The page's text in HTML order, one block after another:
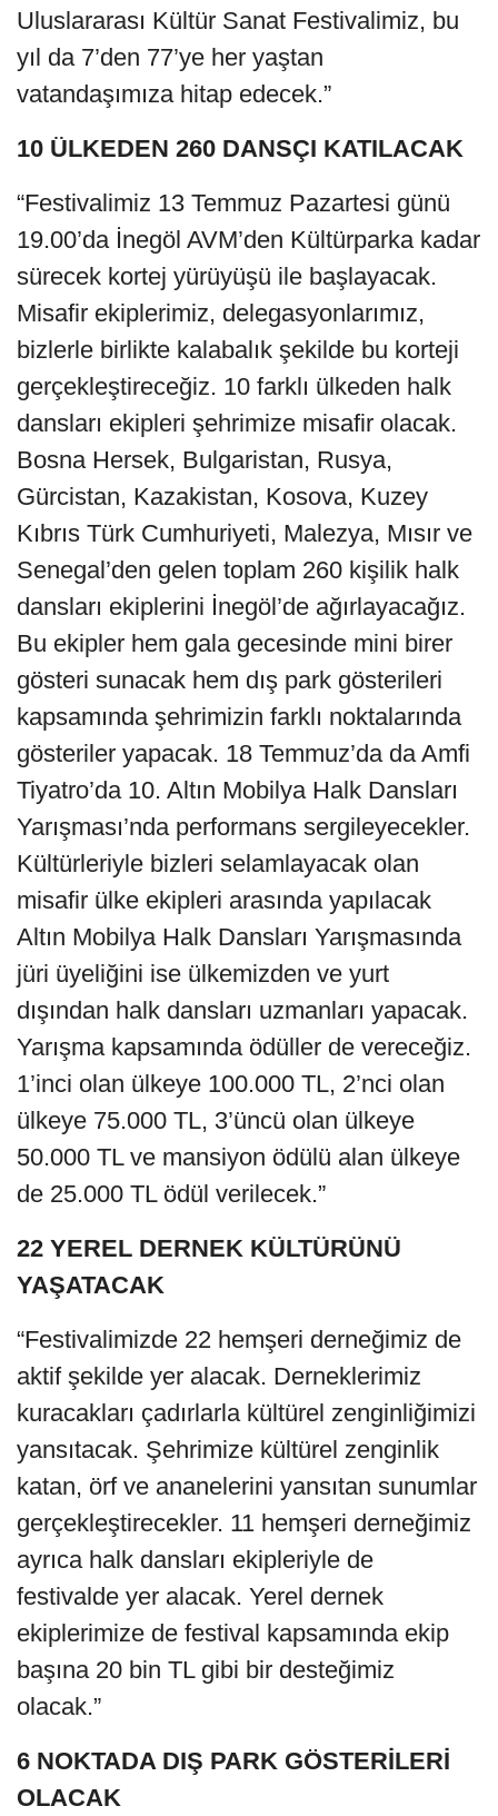
Uluslararası Kültür Sanat Festivalimiz, bu
yıl da 7’den 77’ye her yaştan
vatandaşımıza hitap edecek.”
10 ÜLKEDEN 260 DANSÇI KATILACAK
“Festivalimiz 13 Temmuz Pazartesi günü
19.00’da İnegöl AVM’den Kültürparka kadar
sürecek kortej yürüyüşü ile başlayacak.
Misafir ekiplerimiz, delegasyonlarımız,
bizlerle birlikte kalabalık şekilde bu korteji
gerçekleştireceğiz. 10 farklı ülkeden halk
dansları ekipleri şehrimize misafir olacak.
Bosna Hersek, Bulgaristan, Rusya,
Gürcistan, Kazakistan, Kosova, Kuzey
Kıbrıs Türk Cumhuriyeti, Malezya, Mısır ve
Senegal’den gelen toplam 260 kişilik halk
dansları ekiplerini İnegöl’de ağırlayacağız.
Bu ekipler hem gala gecesinde mini birer
gösteri sunacak hem dış park gösterileri
kapsamında şehrimizin farklı noktalarında
gösteriler yapacak. 18 Temmuz’da da Amfi
Tiyatro’da 10. Altın Mobilya Halk Dansları
Yarışması’nda performans sergileyecekler.
Kültürleriyle bizleri selamlayacak olan
misafir ülke ekipleri arasında yapılacak
Altın Mobilya Halk Dansları Yarışmasında
jüri üyeliğini ise ülkemizden ve yurt
dışından halk dansları uzmanları yapacak.
Yarışma kapsamında ödüller de vereceğiz.
1’inci olan ülkeye 100.000 TL, 2’nci olan
ülkeye 75.000 TL, 3’üncü olan ülkeye
50.000 TL ve mansiyon ödülü alan ülkeye
de 25.000 TL ödül verilecek.”
22 YEREL DERNEK KÜLTÜRÜNÜ
YAŞATACAK
“Festivalimizde 22 hemşeri derneğimiz de
aktif şekilde yer alacak. Derneklerimiz
kuracakları çadırlarla kültürel zenginliğimizi
yansıtacak. Şehrimize kültürel zenginlik
katan, örf ve ananelerini yansıtan sunumlar
gerçekleştirecekler. 11 hemşeri derneğimiz
ayrıca halk dansları ekipleriyle de
festivalde yer alacak. Yerel dernek
ekiplerimize de festival kapsamında ekip
başına 20 bin TL gibi bir desteğimiz
olacak.”
6 NOKTADA DIŞ PARK GÖSTERİLERİ
OLACAK